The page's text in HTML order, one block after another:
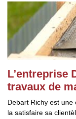
L’entreprise
travaux de
Debart Richy est
la satisfaire sa